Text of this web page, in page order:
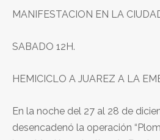
MANIFESTACION EN LA
SABADO 12H.
HEMICICLO A JUAREZ A LA
En la noche del 27 al 28 de
desencadenó la operación